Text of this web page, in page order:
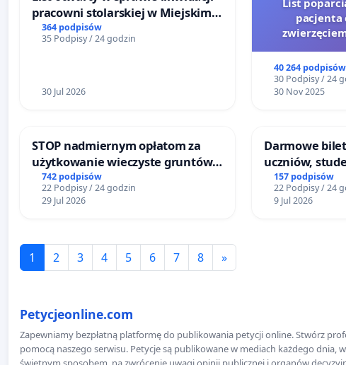
pracowni stolarskiej w Miejskim
Teatrze Miniatura w Gdańsku
364 podpisów
35 Podpisy / 24 godzin
30 Jul 2026
pacjenta
40 264 podpisów
30 Podpisy / 24
30 Nov 2025
STOP nadmiernym opłatom za
użytkowanie wieczyste gruntów
zajmowanych przez rodzinne
ogrody działkowe.
742 podpisów
22 Podpisy / 24 godzin
29 Jul 2026
Darmowe
uczniów,
157 podpisów
22 Podpisy / 24
9 Jul 2026
1 2 3 4 5 6 7 8 »
Petycjeonline.com
Zapewniamy bezpłatną platformę do publikowania petycji online. Stwórz
pomocą naszego serwisu. Petycje są publikowane w mediach każdego dnia,